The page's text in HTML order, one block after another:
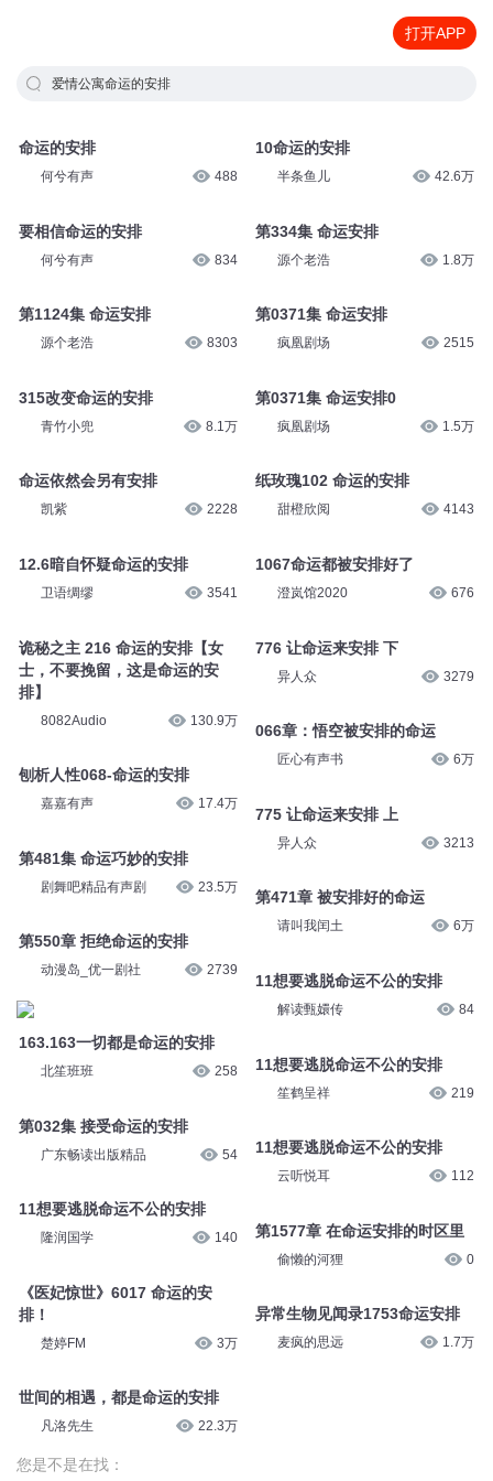
打开APP
爱情公寓命运的安排
命运的安排
何兮有声 488
要相信命运的安排
何兮有声 834
第1124集 命运安排
源个老浩 8303
315改变命运的安排
青竹小兜 8.1万
命运依然会另有安排
凯紫 2228
12.6暗自怀疑命运的安排
卫语绸缪 3541
诡秘之主 216 命运的安排【女
士，不要挽留，这是命运的安
排】
8082Audio 130.9万
刨析人性068-命运的安排
嘉嘉有声 17.4万
第481集 命运巧妙的安排
剧舞吧精品有声剧 23.5万
第550章 拒绝命运的安排
动漫岛_优一剧社 2739
163.163一切都是命运的安排
北笙班班 258
第032集 接受命运的安排
广东畅读出版精品 54
11想要逃脱命运不公的安排
隆润国学 140
《医妃惊世》6017 命运的安
排！
楚婷FM 3万
世间的相遇，都是命运的安排
凡洛先生 22.3万
10命运的安排
半条鱼儿 42.6万
第334集 命运安排
源个老浩 1.8万
第0371集 命运安排
疯凰剧场 2515
第0371集 命运安排0
疯凰剧场 1.5万
纸玫瑰102 命运的安排
甜橙欣阅 4143
1067命运都被安排好了
澄岚馆2020 676
776 让命运来安排 下
异人众 3279
066章：悟空被安排的命运
匠心有声书 6万
775 让命运来安排 上
异人众 3213
第471章 被安排好的命运
请叫我闰土 6万
11想要逃脱命运不公的安排
解读甄嬛传 84
11想要逃脱命运不公的安排
笙鹤呈祥 219
11想要逃脱命运不公的安排
云听悦耳 112
第1577章 在命运安排的时区里
偷懒的河狸 0
异常生物见闻录1753命运安排
麦疯的思远 1.7万
您是不是在找：